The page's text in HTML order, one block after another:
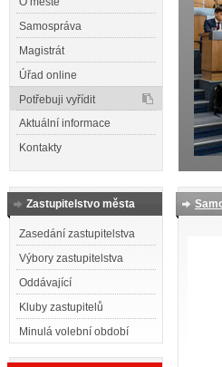
Samospráva
Magistrát
Úřad online
Potřebuji vyřídit
Aktuální informace
Kontakty
Zastupitelstvo města
Zasedání zastupitelstva
Výbory zastupitelstva
Oddávající
Kluby zastupitelů
Minulá volební období